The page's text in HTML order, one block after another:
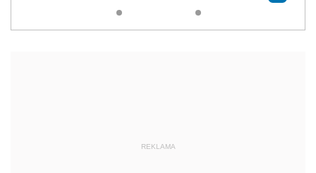
REKLAMA